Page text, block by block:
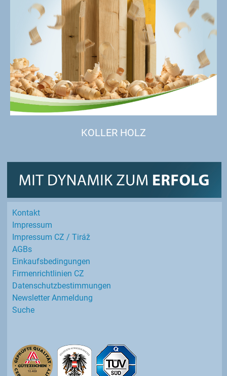
KOLLER HOLZ
Kontakt
Impressum
Impressum CZ / Tiráž
AGBs
Einkaufs­bedingungen
Firmenrichtlinien CZ
Datenschutz­bestimmungen
Newsletter Anmeldung
Suche